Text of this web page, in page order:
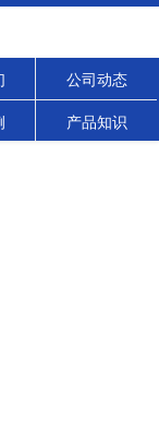
公司动态
产品知识